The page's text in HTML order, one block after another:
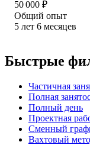
50 000 ₽
Общий опыт
5 лет 6 месяцев
Быстрые
Частичная
Полная
Полный день
Проектная
Сменный
Вахтовый